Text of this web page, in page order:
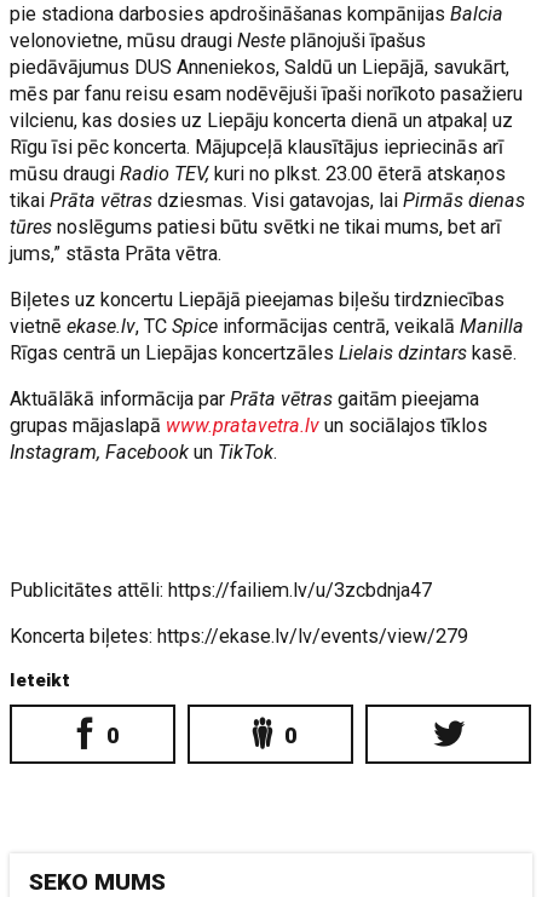
pie stadiona darbosies apdrošināšanas kompānijasBalcia
velonovietne, mūsu draugiNeste plānojuši īpašus
piedāvājumus DUS Anneniekos, Saldū un Liepājā, savukārt,
mēs par fanu reisu esam nodēvējuši īpaši norīkoto pasažieru
vilcienu, kas dosies uz Liepāju koncerta dienā un atpakaļ uz
Rīgu īsi pēc koncerta. Mājupceļā klausītājus iepriecinās arī
mūsu draugiRadio TEV, kuri no plkst. 23.00 ēterā atskaņos
tikaiPrāta vētras dziesmas. Visi gatavojas, laiPirmās dienas
tūres noslēgums patiesi būtu svētki ne tikai mums, bet arī
jums,” stāsta Prāta vētra.
Biļetes uz koncertu Liepājā pieejamas biļešu tirdzniecības
vietnēekase.lv, TCSpice informācijas centrā, veikalāManilla
Rīgas centrā un Liepājas koncertzālesLielais dzintarskasē.
Aktuālākā informācija parPrāta vētras gaitām pieejama
grupas mājaslapā www.pratavetra.lv un sociālajos tīklos
Instagram, Facebookun TikTok.
Publicitātes attēli: https://failiem.lv/u/3zcbdnja47
Koncerta biļetes: https://ekase.lv/lv/events/view/279
Ieteikt
0 0
SEKO MUMS